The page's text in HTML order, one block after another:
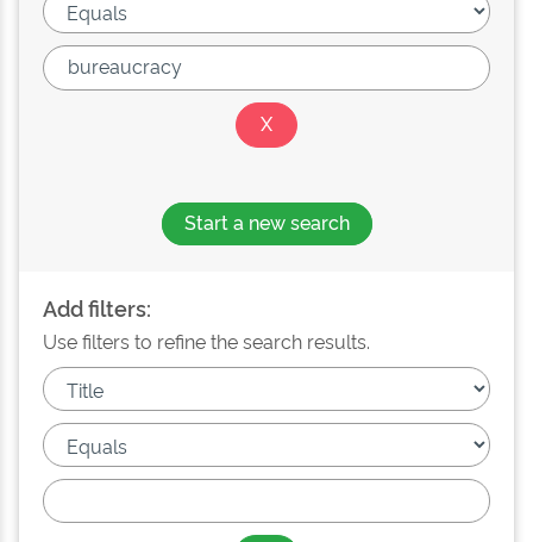
Start a new search
Add filters:
Use filters to refine the search results.